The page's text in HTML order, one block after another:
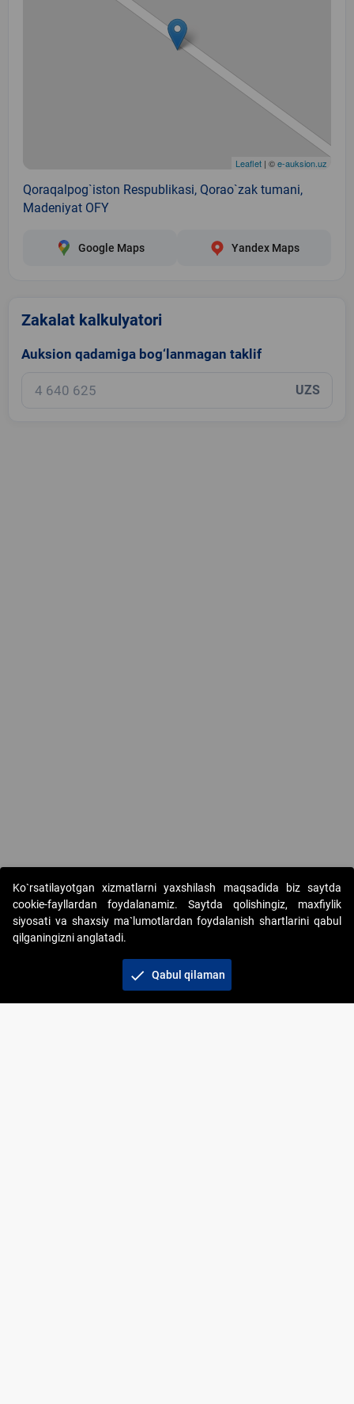
Leaflet | ©e-auksion.uz
Qoraqalpog`iston Respublikasi, Qorao`zak tumani,
Madeniyat OFY
Google Maps Yandex Maps
Zakalat kalkulyatori
Auksion qadamiga bog‘lanmagan taklif
UZS
Copyright © 2017-2026. "Elektron onlayn-auksionlarni
tashkil etish" AJ. Barcha huquqlar himoyalangan
Ko`rsatilayotgan xizmatlarni yaxshilash maqsadida biz saytda
cookie-fayllardan foydalanamiz. Saytda qolishingiz, maxfiylik
siyosati va shaxsiy ma`lumotlardan foydalanish shartlarini qabul
qilganingizni anglatadi.
check Qabul qilaman